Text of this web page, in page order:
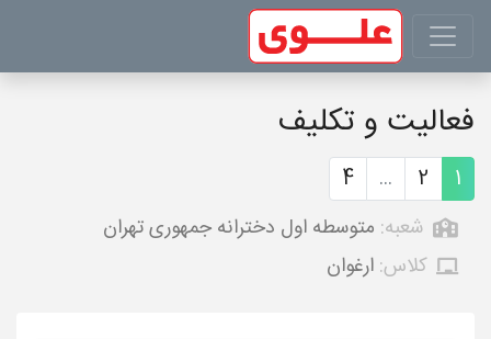
فعالیت و تکلیف
1
2
...
4
شعبه: متوسطه اول دخترانه جمهوری تهران
کلاس: ارغوان